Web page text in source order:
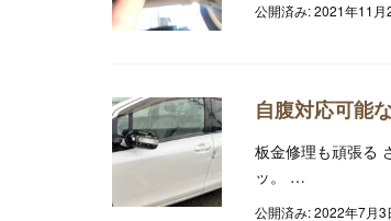
公開済み: 2021年11月
自腹対応可能
板金修理も頑張る
ッ。 …
公開済み: 2022年7月3